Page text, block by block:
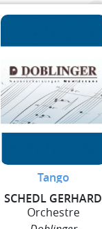
Tango
SCHEDL GERHARD
Orchestre